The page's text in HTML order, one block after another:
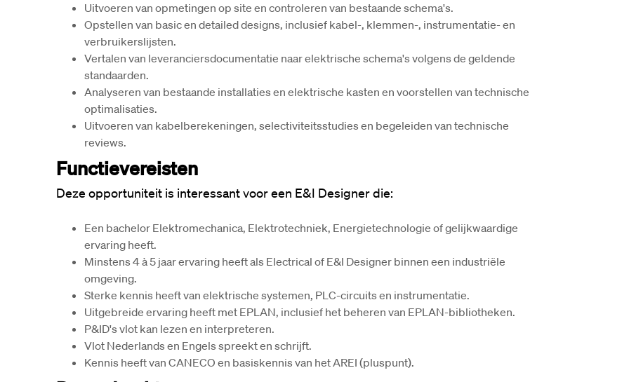
Uitvoeren van opmetingen op site en controleren van bestaande schema's.
Opstellen van basic en detailed designs, inclusief kabel-, klemmen-, instrumentatie- en
verbruikerslijsten.
Vertalen van leveranciersdocumentatie naar elektrische schema's volgens de geldende
standaarden.
Analyseren van bestaande installaties en elektrische kasten en voorstellen van technische
optimalisaties.
Uitvoeren van kabelberekeningen, selectiviteitsstudies en begeleiden van technische
reviews.
Functievereisten
Deze opportuniteit is interessant voor een E&I Designer die:
Een bachelor Elektromechanica, Elektrotechniek, Energietechnologie of gelijkwaardige
ervaring heeft.
Minstens 4 à 5 jaar ervaring heeft als Electrical of E&I Designer binnen een industriële
omgeving.
Sterke kennis heeft van elektrische systemen, PLC-circuits en instrumentatie.
Uitgebreide ervaring heeft met EPLAN, inclusief het beheren van EPLAN-bibliotheken.
P&ID's vlot kan lezen en interpreteren.
Vlot Nederlands en Engels spreekt en schrijft.
Kennis heeft van CANECO en basiskennis van het AREI (pluspunt).